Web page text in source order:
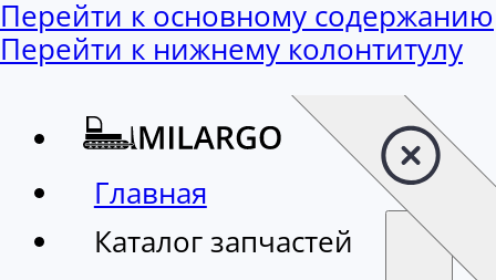
Перейти к основному содержанию
Перейти к нижнему колонтитулу
Главная
Каталог запчастей